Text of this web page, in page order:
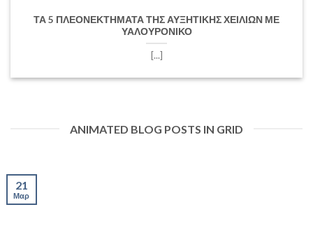
ΤΑ 5 ΠΛΕΟΝΕΚΤΗΜΑΤΑ ΤΗΣ ΑΥΞΗΤΙΚΗΣ ΧΕΙΛΙΩΝ ΜΕ
ΥΑΛΟΥΡΟΝΙΚΟ
[...]
ANIMATED BLOG POSTS IN GRID
21
Μαρ